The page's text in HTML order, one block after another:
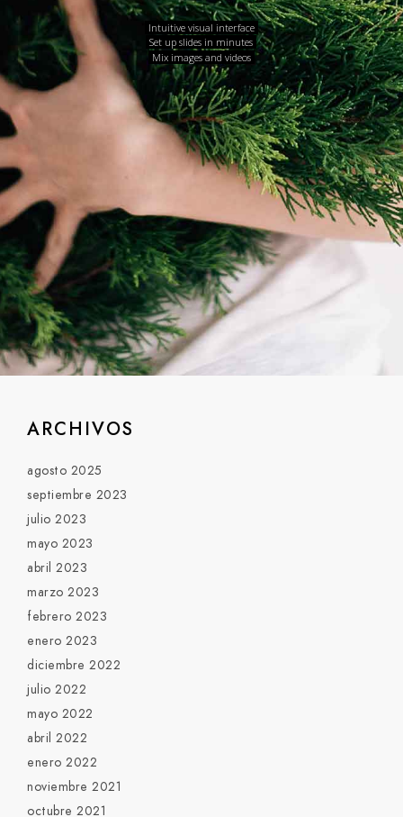
Intuitive visual interface
Set up slides in minutes
Mix images and videos
ARCHIVOS
agosto 2025
septiembre 2023
julio 2023
mayo 2023
abril 2023
marzo 2023
febrero 2023
enero 2023
diciembre 2022
julio 2022
mayo 2022
abril 2022
enero 2022
noviembre 2021
octubre 2021